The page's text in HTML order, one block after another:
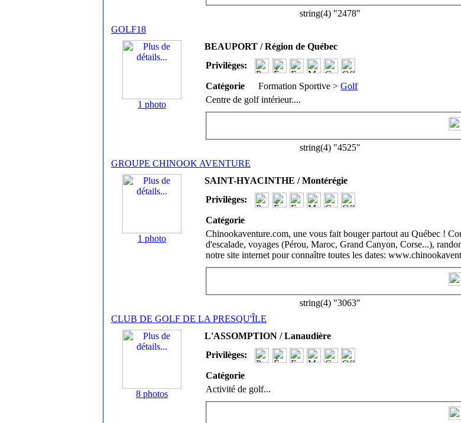
string(4) "2478"
GOLF18
1 photo
BEAUPORT / Région de Québec
Privilèges:
Catégorie Formation Sportive > Golf
Centre de golf intérieur....
string(4) "4525"
GROUPE CHINOOK AVENTURE
1 photo
SAINT-HYACINTHE / Montérégie
Privilèges:
Catégorie
Chinookaventure.com, une vous fait bouger partout au Québec !
d'escalade, voyages (Pérou, Maroc, Grand Canyon, Corse...),
notre site internet pour connaître toutes les dates:
string(4) "3063"
CLUB DE GOLF DE LA PRESQU'ÎLE
8 photos
L'ASSOMPTION / Lanaudière
Privilèges:
Catégorie
Activité de golf...